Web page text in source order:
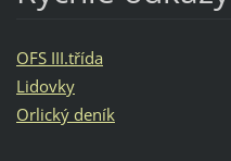
OFS III.třída
Lidovky
Orlický deník